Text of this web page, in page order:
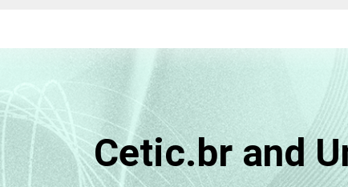
Cetic.br and